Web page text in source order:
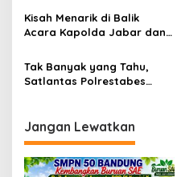
Membawa Harapan Lewat
Bantuan Pangan
Kisah Menarik di Balik
Acara Kapolda Jabar dan
Tak Banyak yang Tahu,
Satlantas Polrestabes
Jangan Lewatkan